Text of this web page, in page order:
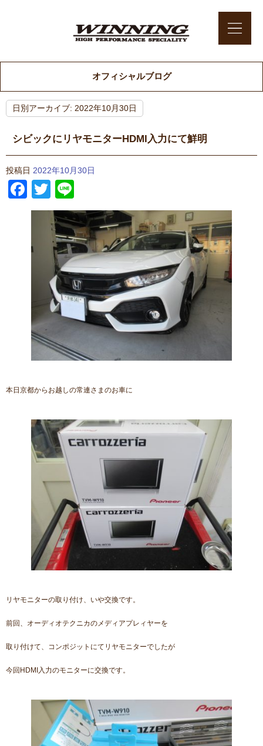
オフィシャルブログ
日別アーカイブ: 2022年10月30日
シビックにリヤモニターHDMI入力にて鮮明
投稿日 2022年10月30日
Facebook
Twitter
本日京都からお越しの常連さまのお車に
リヤモニターの取り付け、いや交換です。
前回、オーディオテクニカのメディアプレィヤーを
取り付けて、コンポジットにてリヤモニターでしたが
今回HDMI入力のモニターに交換です。